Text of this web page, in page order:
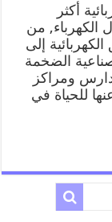
أكثر
الكهرباء, من
إلى
الضخمة
ومراكز
للحياة في